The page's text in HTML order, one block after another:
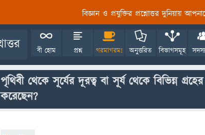
বিজ্ঞান ও প্রযুক্তির প্রশ্নোত্তর দুনিয়ায়
বী হোম প্রশ্ন গরমাগরম! অনুত্তরিত বিভাগসমূহ
পৃথিবী থেকে সূর্যের দূরত্ব বা সূর্য থেকে বিভিন্ন
করেছেন?